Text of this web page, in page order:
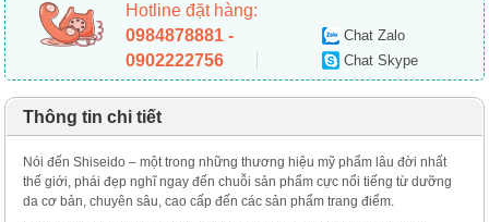
Hotline đặt hàng:
0984878881 -
0902222756
Chat Zalo
Chat Skype
Thông tin chi tiết
Nói đến Shiseido – một trong những thương hiệu mỹ phẩm lâu đời nhất
thế giới, phái đẹp nghĩ ngay đến chuỗi sản phẩm cực nổi tiếng từ dưỡng
da cơ bản, chuyên sâu, cao cấp đến các sản phẩm trang điểm.